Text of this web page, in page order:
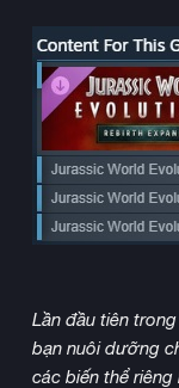
Lần đầu tiên
bạn nuôi dưỡng
các biến thể